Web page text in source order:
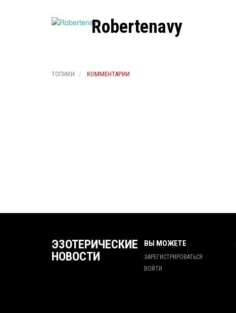
Robertenavy
ТОПИКИ КОММЕНТАРИИ
ЭЗОТЕРИЧЕСКИЕ
НОВОСТИ
ВЫ МОЖЕТЕ
ЗАРЕГИСТРИРОВАТЬСЯ
ВОЙТИ